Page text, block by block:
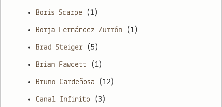
Boris Scarpe (1)
Borja Fernández Zurrón (1)
Brad Steiger (5)
Brian Fawcett (1)
Bruno Cardeñosa (12)
Canal Infinito (3)